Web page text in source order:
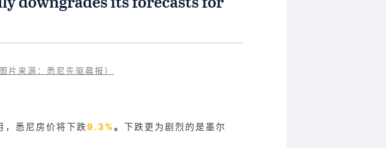
片来源：悉尼先驱晨报）
，悉尼房价将下跌9.3%。 下跌更为剧烈的是墨尔